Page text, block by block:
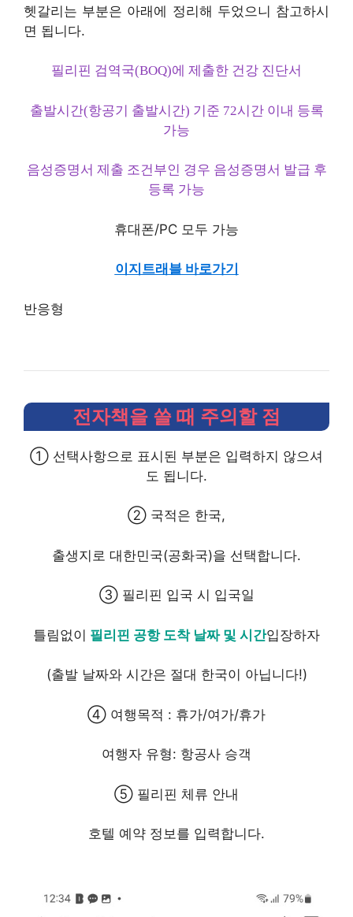
헷갈리는 부분은 아래에 정리해 두었으니 참고하시
면 됩니다.
필리핀 검역국(BOQ)에 제출한 건강 진단서
출발시간(항공기 출발시간) 기준 72시간 이내 등록
가능
음성증명서 제출 조건부인 경우 음성증명서 발급 후
등록 가능
휴대폰/PC 모두 가능
이지트래블 바로가기
반응형
전자책을 쓸 때 주의할 점
① 선택사항으로 표시된 부분은 입력하지 않으셔
도 됩니다.
② 국적은 한국,
출생지로 대한민국(공화국)을 선택합니다.
③ 필리핀 입국 시 입국일
틀림없이 필리핀 공항 도착 날짜 및 시간입장하자
(출발 날짜와 시간은 절대 한국이 아닙니다!)
④ 여행목적 : 휴가/여가/휴가
여행자 유형: 항공사 승객
⑤ 필리핀 체류 안내
호텔 예약 정보를 입력합니다.